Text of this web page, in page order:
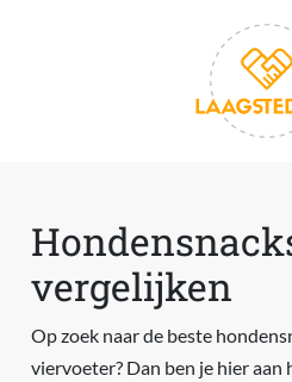
vergelijken
Op zoek naar de beste
viervoeter? Dan ben je hier aan